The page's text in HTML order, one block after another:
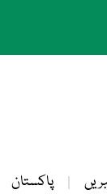
پاکستان